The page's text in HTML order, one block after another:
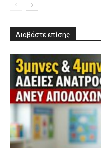
Διαβάστε επίσης